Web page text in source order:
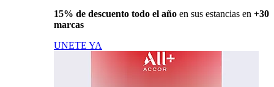
15% de descuento todo el año en sus estancias en +30
marcas
UNETE YA